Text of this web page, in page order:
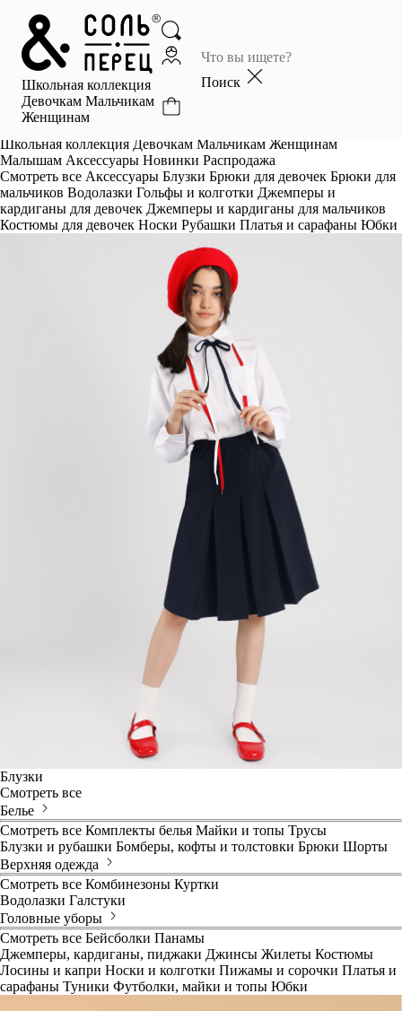
Школьная коллекция
Девочкам Мальчикам
Женщинам
Поиск
Главная
Каталог
Избранное
Школьная коллекция Девочкам Мальчикам Женщинам
Малышам Аксессуары Новинки Распродажа
Смотреть все Аксессуары Блузки Брюки для девочек Брюки для
мальчиков Водолазки Гольфы и колготки Джемперы и
кардиганы для девочек Джемперы и кардиганы для мальчиков
Костюмы для девочек Носки Рубашки Платья и сарафаны Юбки
Блузки
Смотреть все
Белье
Смотреть все Комплекты белья Майки и топы Трусы
Блузки и рубашки Бомберы, кофты и толстовки Брюки Шорты
Верхняя одежда
Смотреть все Комбинезоны Куртки
Водолазки Галстуки
Головные уборы
Смотреть все Бейсболки Панамы
Джемперы, кардиганы, пиджаки Джинсы Жилеты Костюмы
Лосины и капри Носки и колготки Пижамы и сорочки Платья и
сарафаны Туники Футболки, майки и топы Юбки